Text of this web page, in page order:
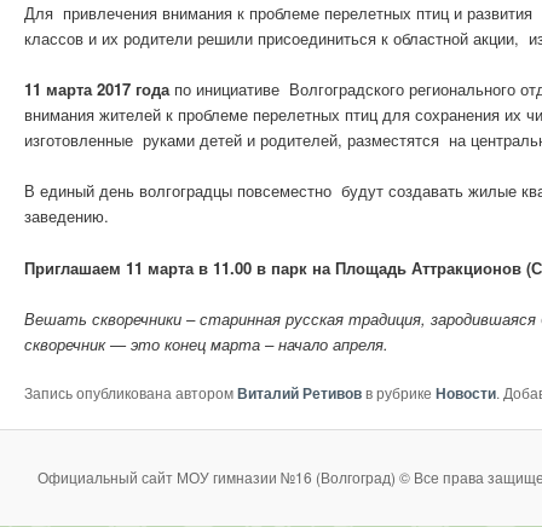
Для привлечения внимания к проблеме перелетных птиц и
классов и их родители решили присоединиться к областной акции,
11 марта 2017 годапо инициативе Волгоградского регионального
внимания жителей к проблеме перелетных птиц для сохранения их
изготовленные руками детей и родителей, разместятся на
В единый день волгоградцы повсеместно будут создавать жилые
заведению.
Приглашаем 11 марта в 11.00 в парк на Площадь Аттракционов
Вешать скворечники – старинная русская традиция,
скворечник — это конец марта – начало апреля.
Запись опубликована авторомВиталий Ретивовв рубрике Новости.
Официальный сайт МОУ гимназии №16 (Волгоград) © Все права